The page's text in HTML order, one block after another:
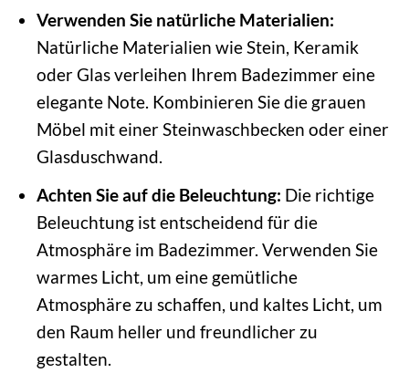
Verwenden Sie natürliche Materialien:
Natürliche Materialien wie Stein, Keramik
oder Glas verleihen Ihrem Badezimmer eine
elegante Note. Kombinieren Sie die grauen
Möbel mit einer Steinwaschbecken oder einer
Glasduschwand.
Achten Sie auf die Beleuchtung: Die richtige
Beleuchtung ist entscheidend für die
Atmosphäre im Badezimmer. Verwenden Sie
warmes Licht, um eine gemütliche
Atmosphäre zu schaffen, und kaltes Licht, um
den Raum heller und freundlicher zu
gestalten.